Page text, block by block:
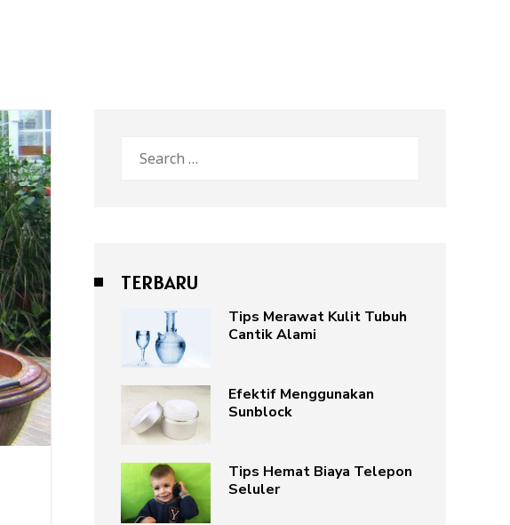
for:
TERBARU
Tips Merawat Kulit Tubuh
Cantik Alami
Efektif Menggunakan
Sunblock
Tips Hemat Biaya Telepon
Seluler